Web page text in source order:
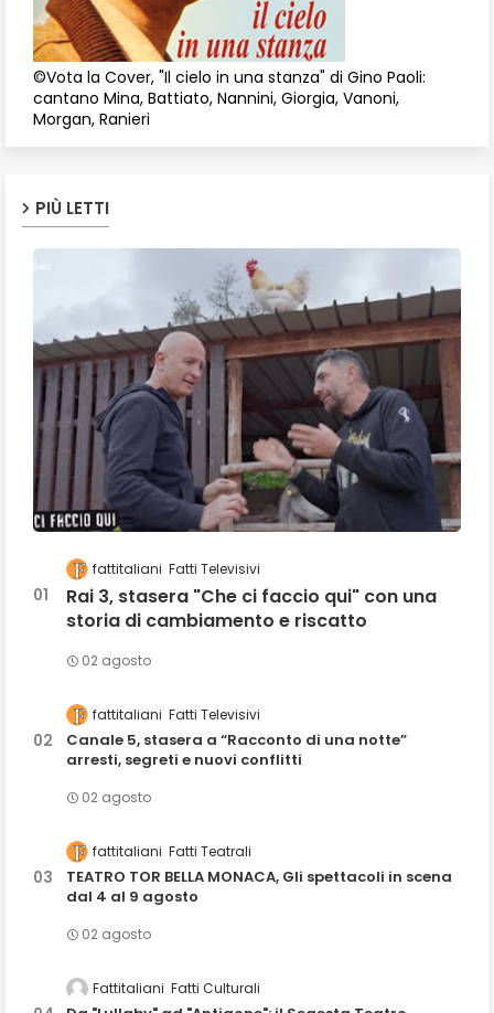
©Vota la Cover, "Il cielo in una stanza" di Gino Paoli:
cantano Mina, Battiato, Nannini, Giorgia, Vanoni,
Morgan, Ranieri
PIÙ LETTI
fattitaliani Fatti Televisivi
Rai 3, stasera "Che ci faccio qui" con una
storia di cambiamento e riscatto
02 agosto
fattitaliani Fatti Televisivi
Canale 5, stasera a “Racconto di una notte”
arresti, segreti e nuovi conflitti
02 agosto
fattitaliani Fatti Teatrali
TEATRO TOR BELLA MONACA, Gli spettacoli in scena
dal 4 al 9 agosto
02 agosto
Fattitaliani Fatti Culturali